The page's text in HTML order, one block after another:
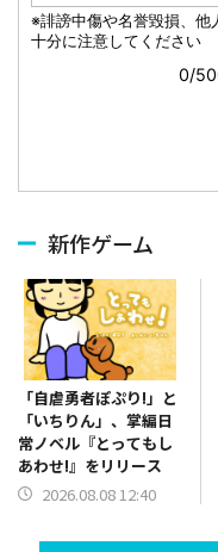
新作ゲーム
「自虐勇者ぽぷり!」と
「いちりん」、掌編日
常ノベル『とってもし
あわせ!』をリリース
2026.08.08 12:40